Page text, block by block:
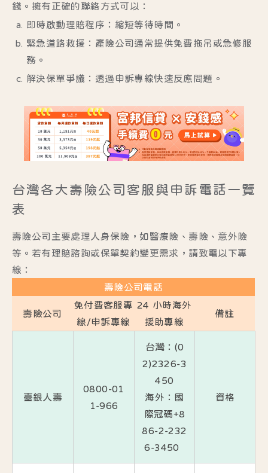
錢。擁有正確的聯絡方式可以：
即時啟動理賠程序 ：縮短等待時間。
緊急道路救援 ：產險公司通常提供免費拖吊或急修服
務。
解決保單爭議 ：透過申訴專線快速反應問題。
台灣各大壽險公司客服與申訴電話一覽
表
壽險公司主要處理人身保險，如醫療險、壽險、意外險
等。若有理賠諮詢或保單契約變更需求，請致電以下專
線：
壽險公司電話
壽險公司
免付費客服專
線/申訴專線
24 小時海外
援助專線
備註
臺銀人壽
0800-01
1-966
台灣：(0
2)2326-3
450
海外：國
際冠碼+8
86-2-232
6-3450
資格